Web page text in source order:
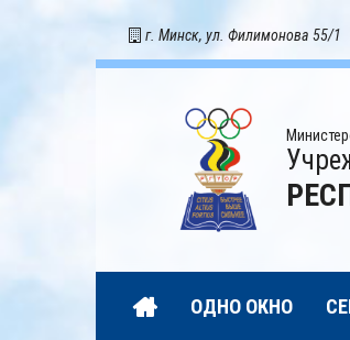
г. Минск, ул. Филимонова 55/1
ОДНО ОКНО